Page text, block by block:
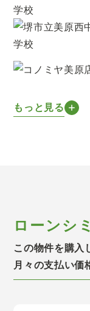
もっと見る
ローンシ
この物件を購入
月々の支払い価